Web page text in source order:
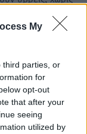
My
third parties, or
for
opt-out
that after your
seeing
utilized by
για την